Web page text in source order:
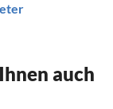
auch